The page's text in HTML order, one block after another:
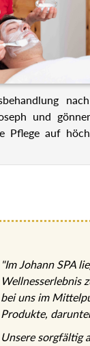
und
Pflege auf
"Im Johann SPA
Wellnesserlebnis
bei uns im
Produkte,
Unsere sorgfältig